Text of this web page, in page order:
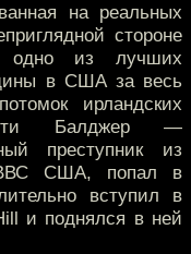
на реальных
стороне
одно из лучших
в США за весь
ирландских
Балджер —
преступник из
США, попал в
вступил в
и поднялся в ней